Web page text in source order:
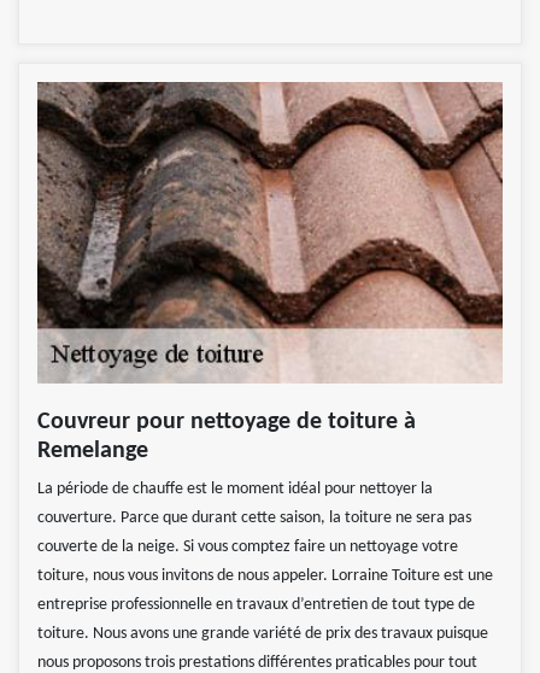
Couvreur pour nettoyage de toiture à
Remelange
La période de chauffe est le moment idéal pour nettoyer la
couverture. Parce que durant cette saison, la toiture ne sera pas
couverte de la neige. Si vous comptez faire un nettoyage votre
toiture, nous vous invitons de nous appeler. Lorraine Toiture est une
entreprise professionnelle en travaux d’entretien de tout type de
toiture. Nous avons une grande variété de prix des travaux puisque
nous proposons trois prestations différentes praticables pour tout